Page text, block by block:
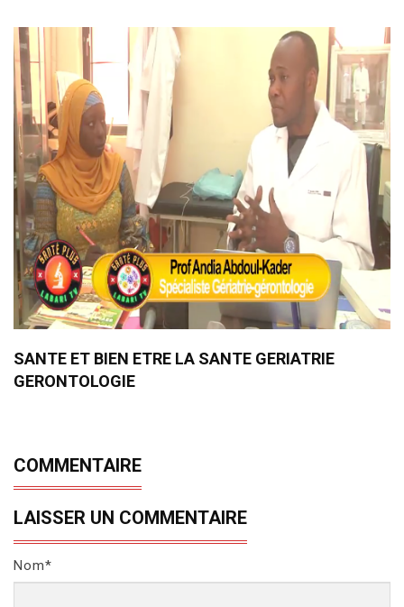
SANTE ET BIEN ETRE LA SANTE GERIATRIE
GERONTOLOGIE
COMMENTAIRE
LAISSER UN COMMENTAIRE
Nom*